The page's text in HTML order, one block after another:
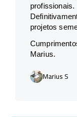
profissionais.
projetos
Marius.
Marius S